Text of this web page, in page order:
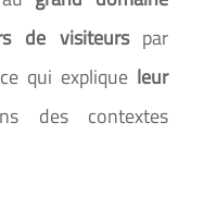
de visiteurspar
qui explique leur
des contextes